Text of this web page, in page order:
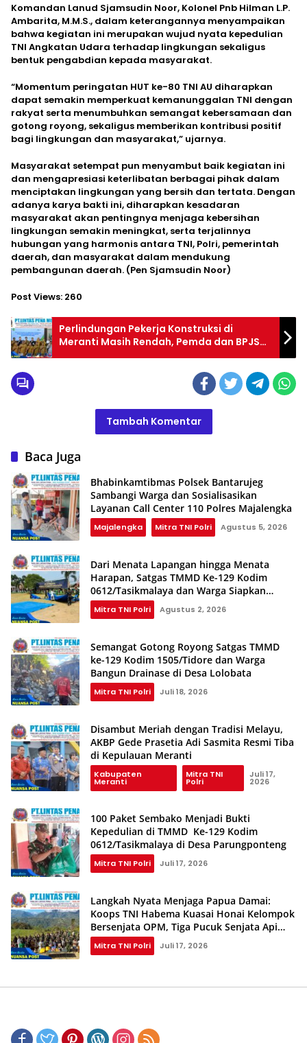
Komandan Lanud Sjamsudin Noor, Kolonel Pnb Hilman L.P.
Ambarita, M.M.S., dalam keterangannya menyampaikan
bahwa kegiatan ini merupakan wujud nyata kepedulian
TNI Angkatan Udara terhadap lingkungan sekaligus
bentuk pengabdian kepada masyarakat.
“Momentum peringatan HUT ke-80 TNI AU diharapkan
dapat semakin memperkuat kemanunggalan TNI dengan
rakyat serta menumbuhkan semangat kebersamaan dan
gotong royong, sekaligus memberikan kontribusi positif
bagi lingkungan dan masyarakat,” ujarnya.
Masyarakat setempat pun menyambut baik kegiatan ini
dan mengapresiasi keterlibatan berbagai pihak dalam
menciptakan lingkungan yang bersih dan tertata. Dengan
adanya karya bakti ini, diharapkan kesadaran
masyarakat akan pentingnya menjaga kebersihan
lingkungan semakin meningkat, serta terjalinnya
hubungan yang harmonis antara TNI, Polri, pemerintah
daerah, dan masyarakat dalam mendukung
pembangunan daerah. (Pen Sjamsudin Noor)
Post Views: 260
Perlindungan Pekerja Konstruksi di
Meranti Masih Rendah, Pemda dan BPJS
Ketenagakerjaan Perkuat Sinergi
Tambah Komentar
Baca Juga
Bhabinkamtibmas Polsek Bantarujeg
Sambangi Warga dan Sosialisasikan
Layanan Call Center 110 Polres Majalengka
Majalengka Mitra TNI Polri Agustus 5, 2026
Dari Menata Lapangan hingga Menata
Harapan, Satgas TMMD Ke-129 Kodim
0612/Tasikmalaya dan Warga Siapkan
Shalat Istisqa
Mitra TNI Polri Agustus 2, 2026
Semangat Gotong Royong Satgas TMMD
ke-129 Kodim 1505/Tidore dan Warga
Bangun Drainase di Desa Lolobata
Mitra TNI Polri Juli 18, 2026
Disambut Meriah dengan Tradisi Melayu,
AKBP Gede Prasetia Adi Sasmita Resmi Tiba
di Kepulauan Meranti
Kabupaten
Meranti
Mitra TNI
Polri
Juli 17,
2026
100 Paket Sembako Menjadi Bukti
Kepedulian di TMMD Ke-129 Kodim
0612/Tasikmalaya di Desa Parungponteng
Mitra TNI Polri Juli 17, 2026
Langkah Nyata Menjaga Papua Damai:
Koops TNI Habema Kuasai Honai Kelompok
Bersenjata OPM, Tiga Pucuk Senjata Api
Berhasil Diamankan
Mitra TNI Polri Juli 17, 2026